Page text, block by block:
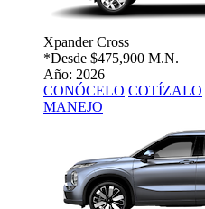
Xpander Cross
*Desde $475,900 M.N.
Año: 2026
CONÓCELO COTÍZALO
MANEJO